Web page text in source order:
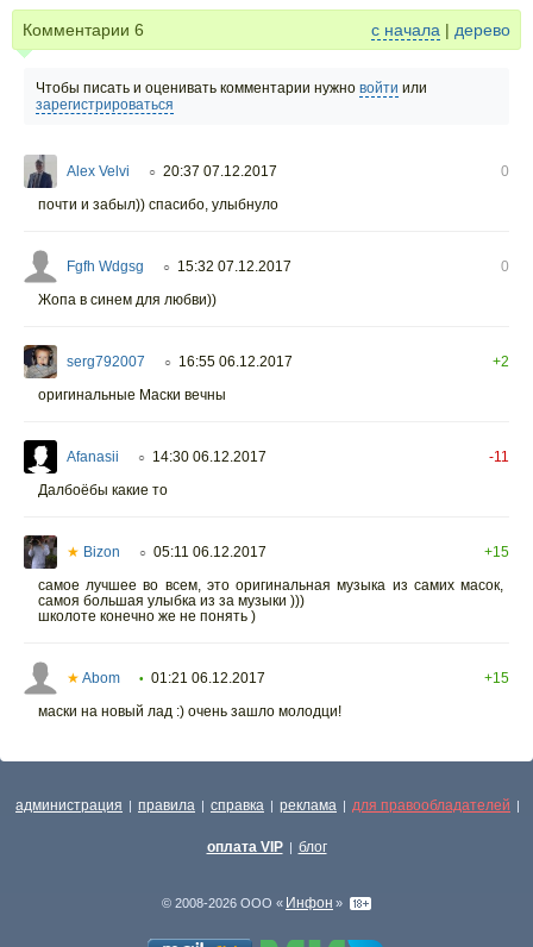
Комментарии 6 с начала | дерево
Чтобы писать и оценивать комментарии нужно войти или
зарегистрироваться
Alex Velvi ○ 20:37 07.12.2017
0
почти и забыл)) спасибо, улыбнуло
Fgfh Wdgsg ○ 15:32 07.12.2017
0
Жопа в синем для любви))
serg792007 ○ 16:55 06.12.2017
+2
оригинальные Маски вечны
Afanasii ○ 14:30 06.12.2017
-11
Далбоёбы какие то
★ Bizon ○ 05:11 06.12.2017
+15
самое лучшее во всем, это оригинальная музыка из самих масок,
самоя большая улыбка из за музыки )))
школоте конечно же не понять )
★ Abom • 01:21 06.12.2017
+15
маски на новый лад :) очень зашло молодци!
администрация | правила | справка | реклама | для правообладателей |
оплата VIP | блог
© 2008-2026 ООО « Инфон »